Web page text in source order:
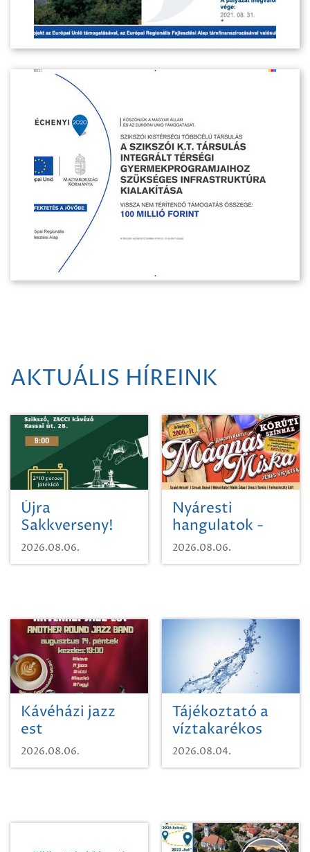
AKTUÁLIS HÍREINK
Újra
Sakkverseny!
2026.08.06.
Nyáresti
hangulatok -
Mágnás Miska
2026.08.06.
Kávéházi jazz
est
2026.08.06.
Tájékoztató a
víztakarékos
vízhasználatról
2026.08.04.